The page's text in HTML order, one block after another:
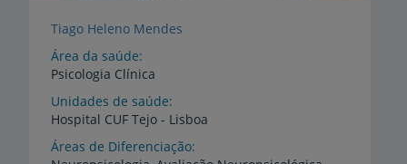
Tiago Heleno Mendes
Área da saúde
Psicologia Clínica
Unidades de saúde
Hospital CUF Tejo - Lisboa
Áreas de Diferenciação